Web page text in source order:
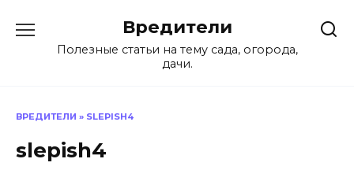
содержанию
Вредители
Полезные статьи на тему сада, огорода,
дачи.
ВРЕДИТЕЛИ » SLEPISH4
slepish4